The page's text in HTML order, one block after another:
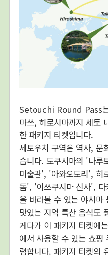
Setouchi Round Pass
마쓰, 히로시마까지 세토
한 패키지 티켓입니다.
세토우치 구역은 역사, 문
습니다. 도쿠시마의 '나루
미술관', '아와오도리', 히
돔', '이쓰쿠시마 신사', 다
을 바라볼 수 있는 야시마
맛있는 지역 특산 음식도
게다가 이 패키지 티켓에
에서 사용할 수 있는 쇼핑
렴합니다. 패키지 티켓의